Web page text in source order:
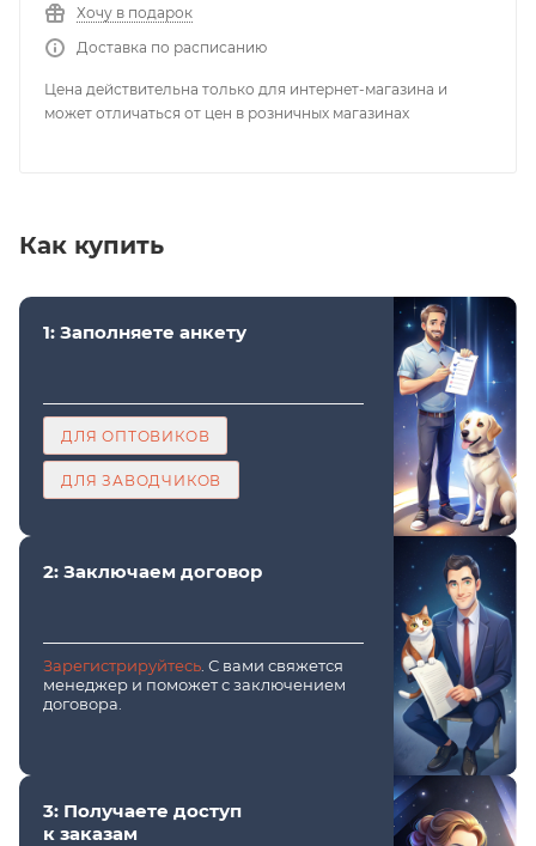
Хочу в подарок
Доставка по расписанию
Цена действительна только для интернет-магазина и
может отличаться от цен в розничных магазинах
Как купить
1: Заполняете анкету
ДЛЯ ОПТОВИКОВ
ДЛЯ ЗАВОДЧИКОВ
2: Заключаем договор
Зарегистрируйтесь . С вами свяжется
менеджер и поможет с заключением
договора.
3: Получаете доступ
к заказам